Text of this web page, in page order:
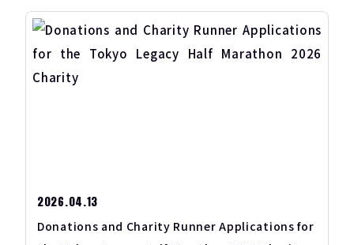
2026.04.13
Donations and Charity Runner Applications for